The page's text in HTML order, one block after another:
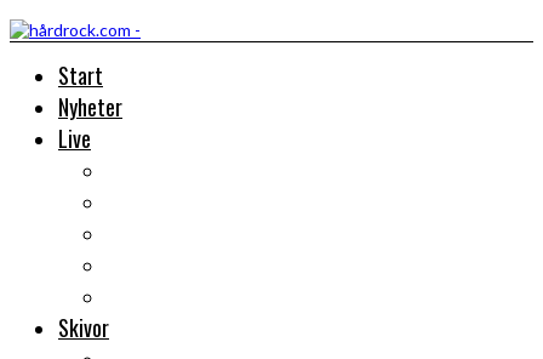
Start
Nyheter
Live
Skivor